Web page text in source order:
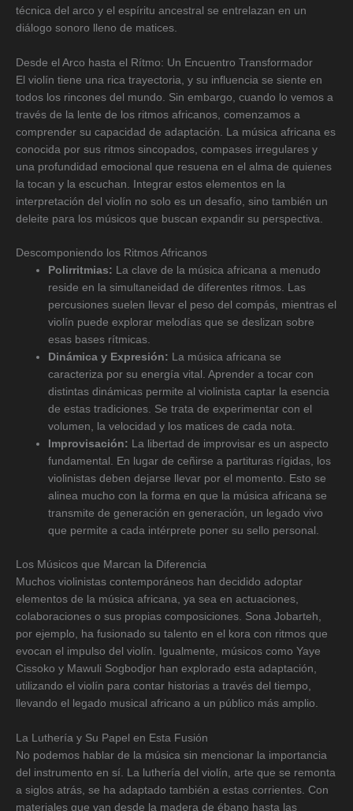
técnica del arco y el espíritu ancestral se entrelazan en un
diálogo sonoro lleno de matices.
Desde el Arco hasta el Rítmo: Un Encuentro Transformador
El violín tiene una rica trayectoria, y su influencia se siente en
todos los rincones del mundo. Sin embargo, cuando lo vemos a
través de la lente de los ritmos africanos, comenzamos a
comprender su capacidad de adaptación. La música africana es
conocida por sus ritmos sincopados, compases irregulares y
una profundidad emocional que resuena en el alma de quienes
la tocan y la escuchan. Integrar estos elementos en la
interpretación del violín no solo es un desafío, sino también un
deleite para los músicos que buscan expandir su perspectiva.
Descomponiendo los Ritmos Africanos
Polirritmias: La clave de la música africana a menudo
reside en la simultaneidad de diferentes ritmos. Las
percusiones suelen llevar el peso del compás, mientras el
violín puede explorar melodías que se deslizan sobre
esas bases rítmicas.
Dinámica y Expresión: La música africana se
caracteriza por su energía vital. Aprender a tocar con
distintas dinámicas permite al violinista captar la esencia
de estas tradiciones. Se trata de experimentar con el
volumen, la velocidad y los matices de cada nota.
Improvisación: La libertad de improvisar es un aspecto
fundamental. En lugar de ceñirse a partituras rígidas, los
violinistas deben dejarse llevar por el momento. Esto se
alinea mucho con la forma en que la música africana se
transmite de generación en generación, un legado vivo
que permite a cada intérprete poner su sello personal.
Los Músicos que Marcan la Diferencia
Muchos violinistas contemporáneos han decidido adoptar
elementos de la música africana, ya sea en actuaciones,
colaboraciones o sus propias composiciones. Sona Jobarteh,
por ejemplo, ha fusionado su talento en el kora con ritmos que
evocan el impulso del violín. Igualmente, músicos como Yaye
Cissoko y Mawuli Sogbodjor han explorado esta adaptación,
utilizando el violín para contar historias a través del tiempo,
llevando el legado musical africano a un público más amplio.
La Luthería y Su Papel en Esta Fusión
No podemos hablar de la música sin mencionar la importancia
del instrumento en sí. La luthería del violín, arte que se remonta
a siglos atrás, se ha adaptado también a estas corrientes. Con
materiales que van desde la madera de ébano hasta las